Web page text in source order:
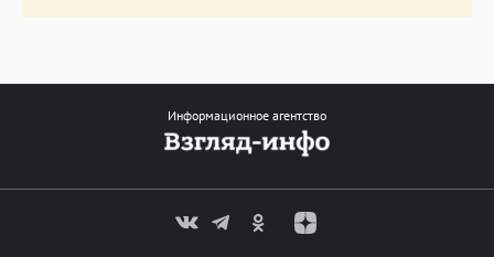
Информационное агентство